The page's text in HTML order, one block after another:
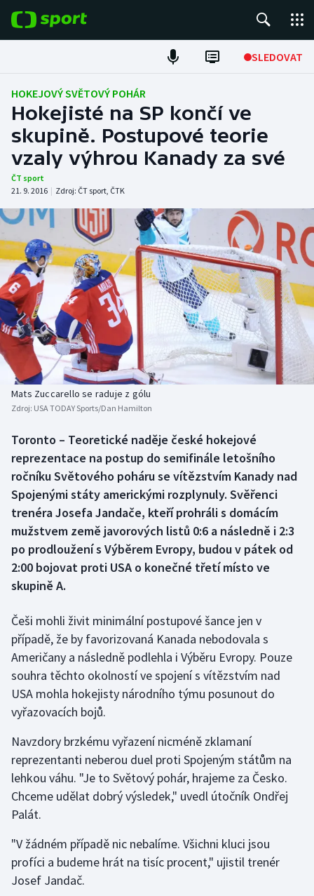
SLEDOVAT
Fotbal
Hokej
Tenis
Atletika
Cyklistika
DALŠÍ SPORTY
Americký fotbal
Baseball a softbal
Basketbal
Biatlon
Box
Curling
Dostihy
Florbal
Futsal
Golf
Gymnastika
Házená
Judo
Krasobruslení
Lyže a snowboard
NEPŘEHLÉDNĚTE
Soutěže
Historické návraty
Aplikace ČT sport
HOKEJOVÝ SVĚTOVÝ POHÁR
Hokejisté na SP končí ve
skupině. Postupové teorie
vzaly výhrou Kanady za své
ČT sport
21. 9. 2016 | Zdroj: ČT sport, ČTK
Mats Zuccarello se raduje z gólu
Zdroj: USA TODAY Sports/Dan Hamilton
Toronto – Teoretické naděje české hokejové
reprezentace na postup do semifinále letošního
ročníku Světového poháru se vítězstvím Kanady nad
Spojenými státy americkými rozplynuly. Svěřenci
trenéra Josefa Jandače, kteří prohráli s domácím
mužstvem země javorových listů 0:6 a následně i 2:3
po prodloužení s Výběrem Evropy, budou v pátek od
2:00 bojovat proti USA o konečné třetí místo ve
skupině A.
Češi mohli živit minimální postupové šance jen v
případě, že by favorizovaná Kanada nebodovala s
Američany a následně podlehla i Výběru Evropy. Pouze
souhra těchto okolností ve spojení s vítězstvím nad
USA mohla hokejisty národního týmu posunout do
vyřazovacích bojů.
Navzdory brzkému vyřazení nicméně zklamaní
reprezentanti neberou duel proti Spojeným státům na
lehkou váhu. "Je to Světový pohár, hrajeme za Česko.
Chceme udělat dobrý výsledek," uvedl útočník Ondřej
Palát.
"V žádném případě nic nebalíme. Všichni kluci jsou
profíci a budeme hrát na tisíc procent," ujistil trenér
Josef Jandač.